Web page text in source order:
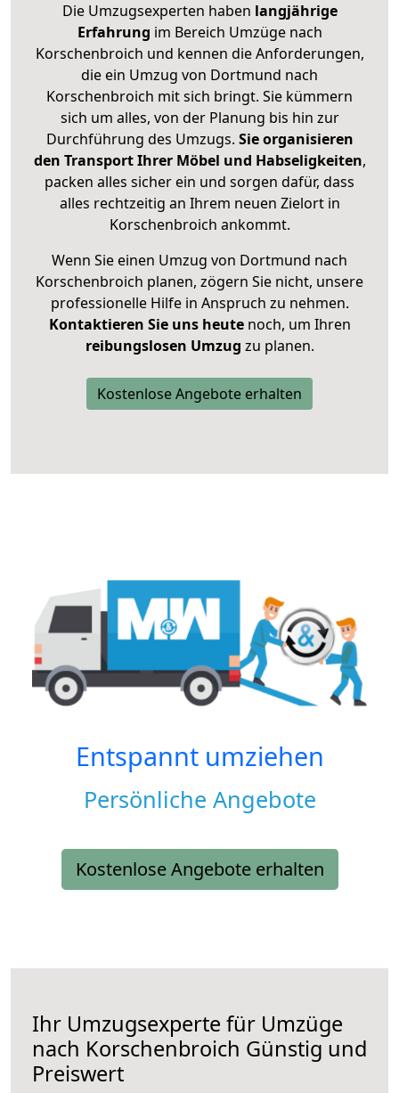
Die Umzugsexperten haben langjährige
Erfahrung im Bereich Umzüge nach
Korschenbroich und kennen die Anforderungen,
die ein Umzug von Dortmund nach
Korschenbroich mit sich bringt. Sie kümmern
sich um alles, von der Planung bis hin zur
Durchführung des Umzugs. Sie organisieren
den Transport Ihrer Möbel und Habseligkeiten,
packen alles sicher ein und sorgen dafür, dass
alles rechtzeitig an Ihrem neuen Zielort in
Korschenbroich ankommt.
Wenn Sie einen Umzug von Dortmund nach
Korschenbroich planen, zögern Sie nicht, unsere
professionelle Hilfe in Anspruch zu nehmen.
Kontaktieren Sie uns heutenoch, um Ihren
reibungslosen Umzug zu planen.
Kostenlose Angebote erhalten
Entspannt umziehen
Persönliche Angebote
Kostenlose Angebote erhalten
Ihr Umzugsexperte für Umzüge
nach Korschenbroich Günstig und
Preiswert